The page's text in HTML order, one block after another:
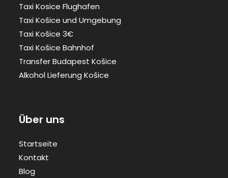
Taxi Kosice Flughafen
Taxi Košice und Umgebung
Taxi Košice 3€
Taxi Košice Bahnhof
Transfer Budapest Košice
Alkohol Lieferung Košice
Über uns
Startseite
Kontakt
Blog